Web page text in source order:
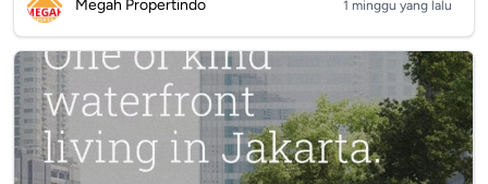
Megah Propertindo 1 minggu yang lalu